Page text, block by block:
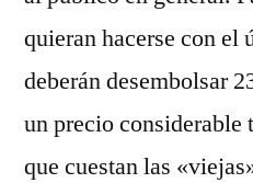
quieran hacerse con el
deberán desembolsar
un precio considerable
que cuestan las